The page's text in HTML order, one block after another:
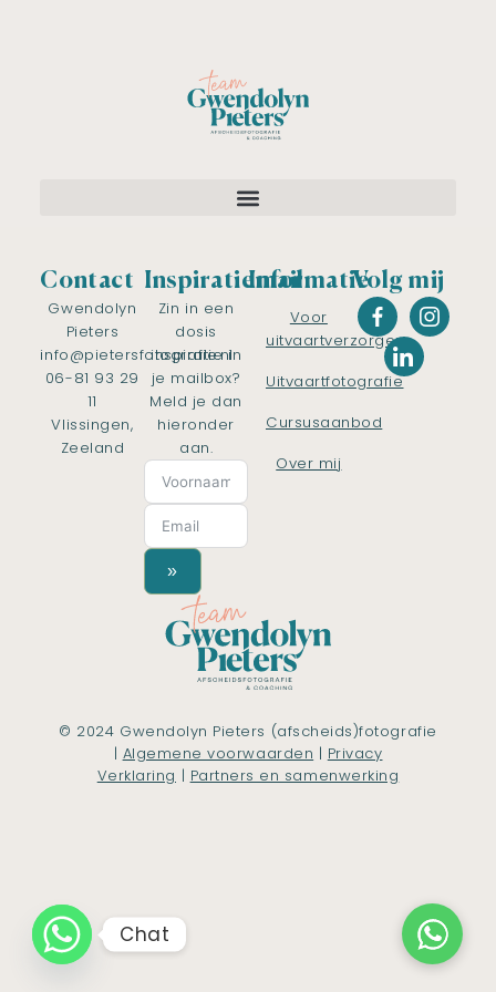
Contact
Gwendolyn
Pieters
info@pietersfotografie.nl
06-81 93 29
11
Vlissingen,
Zeeland
Inspiratiemail
Zin in een
dosis
inspiratie in
je mailbox?
Meld je dan
hieronder
aan.
»
Informatie
Voor
uitvaartverzorgers
Uitvaartfotografie
Cursusaanbod
Over mij
Volg mij
© 2024 Gwendolyn Pieters (afscheids)fotografie
| Algemene voorwaarden | Privacy
Verklaring | Partners en samenwerking
Chat